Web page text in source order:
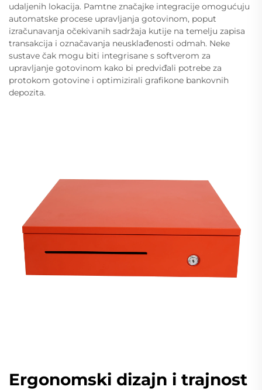
udaljenih lokacija. Pamtne značajke integracije omogućuju
automatske procese upravljanja gotovinom, poput
izračunavanja očekivanih sadržaja kutije na temelju zapisa
transakcija i označavanja neusklađenosti odmah. Neke
sustave čak mogu biti integrisane s softverom za
upravljanje gotovinom kako bi predviđali potrebe za
protokom gotovine i optimizirali grafikone bankovnih
depozita.
Ergonomski dizajn i trajnost